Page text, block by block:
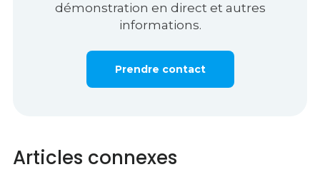
démonstration en direct et autres
informations.
Prendre contact
Articles connexes